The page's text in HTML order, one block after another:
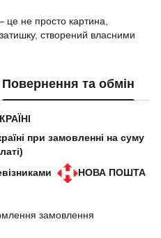
це не просто картина,
створений власними
Повернення та обмін
при замовленні на суму
НОВА ПОШТА
замовлення